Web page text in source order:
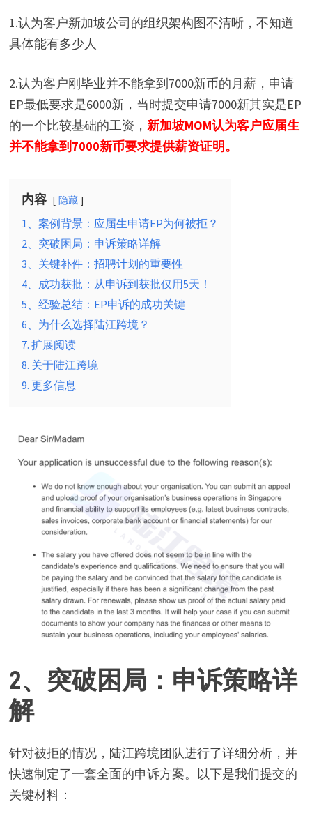
1.认为客户新加坡公司的组织架构图不清晰，不知道
具体能有多少人
2.认为客户刚毕业并不能拿到7000新币的月薪，申请
EP最低要求是6000新，当时提交申请7000新其实是EP
的一个比较基础的工资，新加坡MOM认为客户应届生
并不能拿到7000新币要求提供薪资证明。
内容 隐藏
1、案例背景：应届生申请EP为何被拒？
2、突破困局：申诉策略详解
3、关键补件：招聘计划的重要性
4、成功获批：从申诉到获批仅用5天！
5、经验总结：EP申诉的成功关键
6、为什么选择陆江跨境？
7. 扩展阅读
8. 关于陆江跨境
9. 更多信息
2、突破困局：申诉策略详
解
针对被拒的情况，陆江跨境团队进行了详细分析，并
快速制定了一套全面的申诉方案。以下是我们提交的
关键材料：